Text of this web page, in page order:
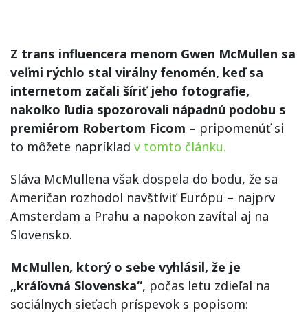
Z trans influencera menom Gwen McMullen sa
veľmi rýchlo stal virálny fenomén, keď sa
internetom začali šíriť jeho fotografie,
nakoľko ľudia spozorovali nápadnú podobu s
premiérom Robertom Ficom – pripomenúť si
to môžete napríklad v tomto článku.
Sláva McMullena však dospela do bodu, že sa
Američan rozhodol navštíviť Európu – najprv
Amsterdam a Prahu a napokon zavítal aj na
Slovensko.
McMullen, ktorý o sebe vyhlásil, že je
„kráľovná Slovenska“, počas letu zdieľal na
sociálnych sieťach príspevok s popisom: